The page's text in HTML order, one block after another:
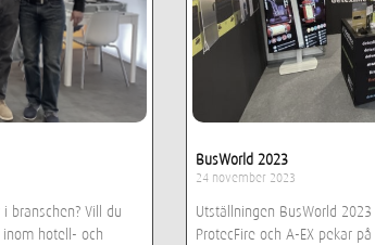
branschen? Vill du
hotell- och
BusWorld 2023
24 november 2023
Utställningen BusWorld 2023
ProtecFire och A-EX pekar